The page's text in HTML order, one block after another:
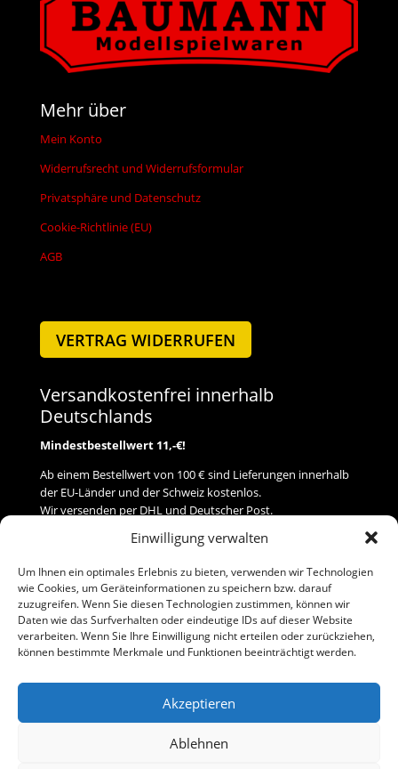
Einwilligung verwalten
Um Ihnen ein optimales Erlebnis zu bieten, verwenden wir Technologien
wie Cookies, um Geräteinformationen zu speichern bzw. darauf
zuzugreifen. Wenn Sie diesen Technologien zustimmen, können wir
Daten wie das Surfverhalten oder eindeutige IDs auf dieser Website
verarbeiten. Wenn Sie Ihre Einwilligung nicht erteilen oder zurückziehen,
können bestimmte Merkmale und Funktionen beeinträchtigt werden.
Akzeptieren
Ablehnen
Mehr über
Mein Konto
Widerrufsrecht und Widerrufsformular
Privatsphäre und Datenschutz
Cookie-Richtlinie (EU)
AGB
VERTRAG WIDERRUFEN
Versandkostenfrei innerhalb
Deutschlands
Mindestbestellwert 11,-€!
Ab einem Bestellwert von 100 € sind Lieferungen innerhalb
der EU-Länder und der Schweiz kostenlos.
Wir versenden per DHL und Deutscher Post.
Versand
Zahlung
Baumann Modellspielwaren
Telefon (0 91 61) 33 84